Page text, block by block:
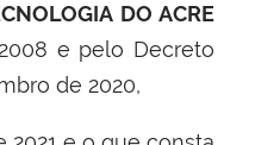
DO ACRE
e pelo Decreto
de 2020,